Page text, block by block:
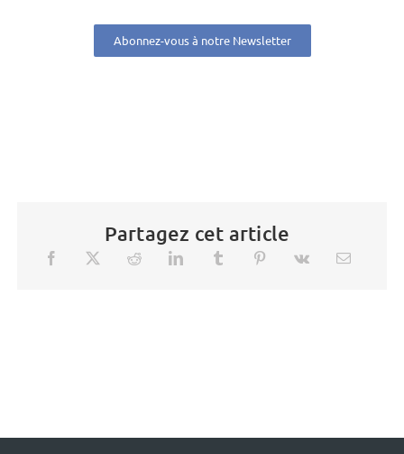
Abonnez-vous à notre Newsletter
Partagez cet article